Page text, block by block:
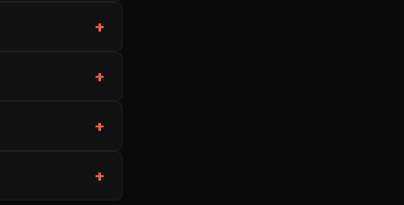
+
+
+
+